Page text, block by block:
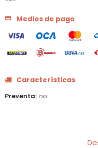
Medios de pago
Características
Preventa no